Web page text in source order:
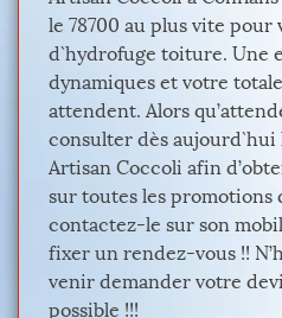
le 78700 au plus vite pour
d`hydrofuge toiture. Une
dynamiques et votre
attendent. Alors
consulter dès
Artisan Coccoli afin
sur toutes les promotions
contactez-le sur son
fixer un rendez-vous !!
venir demander votre
possible !!!